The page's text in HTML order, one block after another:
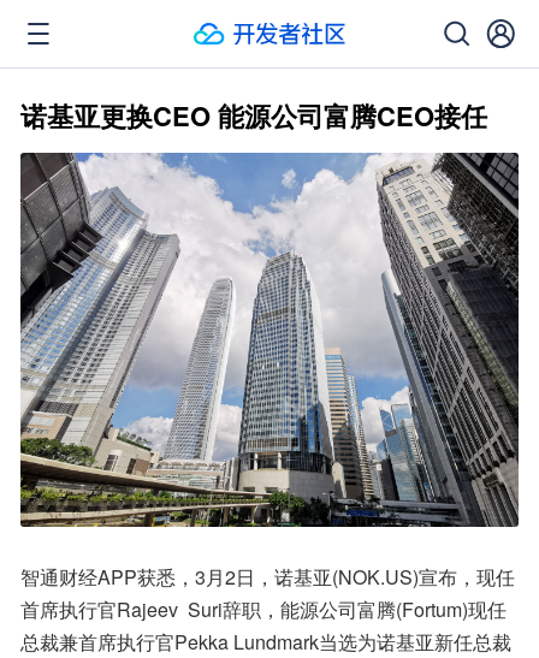
诺基亚更换CEO 能源公司富腾CEO接任
智通财经APP获悉，3月2日，诺基亚(NOK.US)宣布，现任
首席执行官Rajeev  Suri辞职，能源公司富腾(Fortum)现任
总裁兼首席执行官Pekka Lundmark当选为诺基亚新任总裁